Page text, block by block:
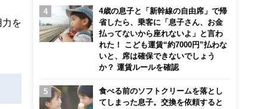
力を
4歳の息子と「新幹線の自由席」で帰
省したら、乗客に「息子さん、お金
払ってないから座れないよ」と言わ
れた！ こども運賃“約7000円”払わな
いと、席は確保できないでしょう
か？ 運賃ルールを確認
食べる前のソフトクリームを落とし
てしまった息子。交換を依頼すると